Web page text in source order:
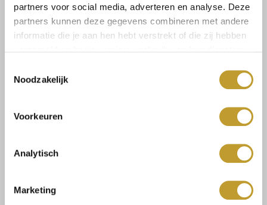
partners voor social media, adverteren en analyse. Deze
partners kunnen deze gegevens combineren met andere
informatie die je aan hen hebt verstrekt of die zij hebben
Noodzakelijk
Voorkeuren
Analytisch
Marketing
Select a size
Verzenden & retourneren